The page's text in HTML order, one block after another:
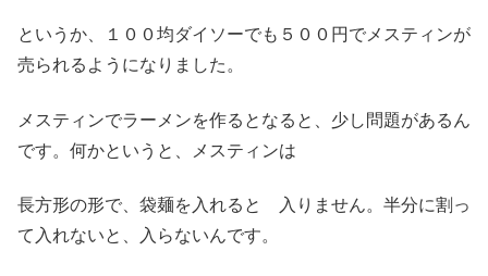
というか、１００均ダイソーでも５００円でメスティンが
売られるようになりました。
メスティンでラーメンを作るとなると、少し問題があるん
です。何かというと、メスティンは
長方形の形で、袋麺を入れると 入りません。半分に割っ
て入れないと、入らないんです。